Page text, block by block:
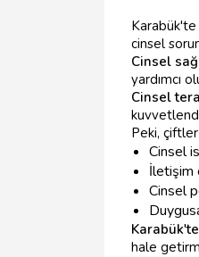
cinsel
Cinsel
yardımcı
Cinsel
Peki,
Cinsel
İletişim
Cinsel
Karabük'te
hale